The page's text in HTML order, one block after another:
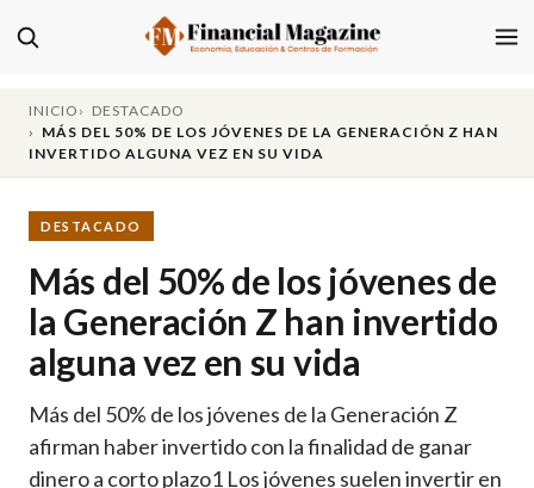
INICIO
DESTACADO
MÁS DEL 50% DE LOS JÓVENES DE LA GENERACIÓN Z HAN
INVERTIDO ALGUNA VEZ EN SU VIDA
DESTACADO
Más del 50% de los jóvenes de
la Generación Z han invertido
alguna vez en su vida
Más del 50% de los jóvenes de la Generación Z
afirman haber invertido con la finalidad de ganar
dinero a corto plazo1 Los jóvenes suelen invertir en